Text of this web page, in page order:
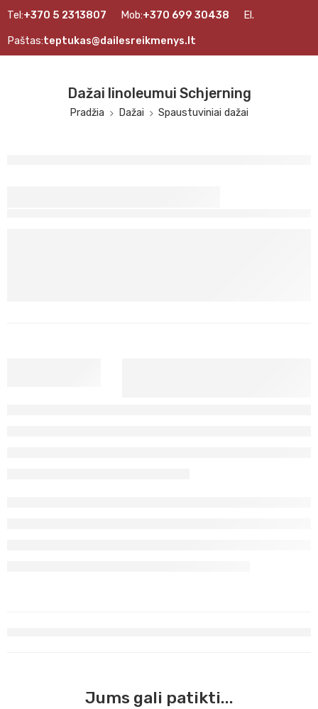
Tel:+370 5 2313807 Mob:+370 699 30438 El.
Paštas:teptukas@dailesreikmenys.lt
Dažai linoleumui Schjerning
Pradžia Dažai Spaustuviniai dažai
Jums gali patikti...